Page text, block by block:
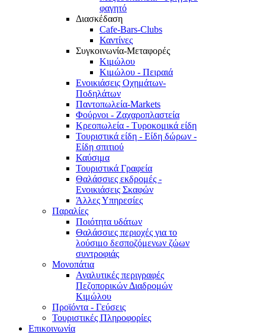
φαγητό
Διασκέδαση
Cafe-Bars-Clubs
Καντίνες
Συγκοινωνία-Μεταφορές
Κιμώλου
Κιμώλου - Πειραιά
Ενοικιάσεις Οχημάτων-
Ποδηλάτων
Παντοπωλεία-Markets
Φούρνοι - Ζαχαροπλαστεία
Κρεοπωλεία - Τυροκομικά είδη
Τουριστικά είδη - Είδη δώρων -
Είδη σπιτιού
Καύσιμα
Τουριστικά Γραφεία
Θαλάσσιες εκδρομές -
Ενοικιάσεις Σκαφών
Άλλες Υπηρεσίες
Παραλίες
Ποιότητα υδάτων
Θαλάσσιες περιοχές για το
λούσιμο δεσποζόμενων ζώων
συντροφιάς
Μονοπάτια
Αναλυτικές περιγραφές
Πεζοπορικών Διαδρομών
Κιμώλου
Προϊόντα - Γεύσεις
Τουριστικές Πληροφορίες
Επικοινωνία